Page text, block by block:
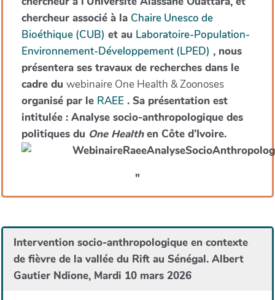
chercheur associé à la Chaire Unesco de
Bioéthique (CUB) et au Laboratoire-Population-
Environnement-Développement (LPED) , nous
présentera ses travaux de recherches dans le
cadre du webinaire One Health & Zoonoses
organisé par le RAEE . Sa présentation est
intitulée : Analyse socio-anthropologique des
politiques du One Healthen Côte d’Ivoire.
"
Intervention socio-anthropologique en contexte
de fièvre de la vallée du Rift au Sénégal. Albert
Gautier Ndione, Mardi 10 mars 2026